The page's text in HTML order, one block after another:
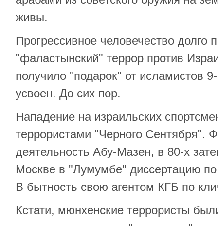
живы.
Прогрессивное человечество долго
"фаластынский" террор против
получило "подарок" от исламистов
усвоен. До сих пор.
Нападение на израильских
террористами "Черного Сентября".
деятельность Абу-Мазен, в 80-х
Москве в "Лумумбе" диссертацию
В бытность свою агентом КГБ по
Кстати, мюнхенские террористы